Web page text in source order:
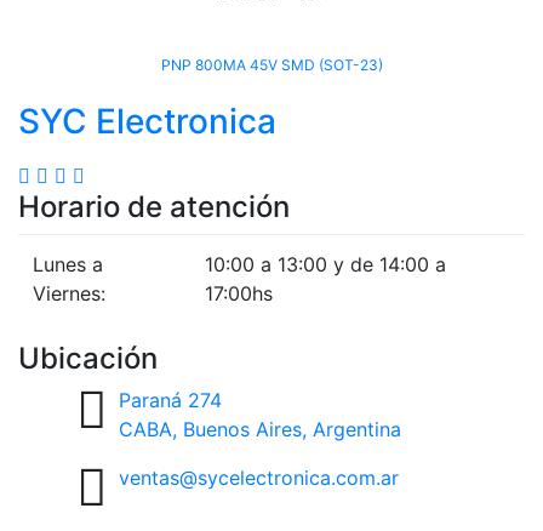
PNP 800MA 45V SMD (SOT-23)
SYC Electronica
Horario de atención
Lunes a
Viernes:
10:00 a 13:00 y de 14:00 a
17:00hs
Ubicación
Paraná 274
CABA, Buenos Aires, Argentina
ventas@sycelectronica.com.ar